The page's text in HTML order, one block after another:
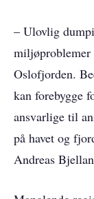
– Ulovlig
miljøproblemer
Oslofjorden.
kan forebygge
ansvarlige til
på havet og
Andreas